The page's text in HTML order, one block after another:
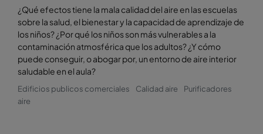
¿Qué efectos tiene la mala calidad del aire en las escuelas
sobre la salud, el bienestar y la capacidad de aprendizaje de
los niños? ¿Por qué los niños son más vulnerables a la
contaminación atmosférica que los adultos? ¿Y cómo
puede conseguir, o abogar por, un entorno de aire interior
saludable en el aula?
Edificios publicos comerciales Calidad aire
Purificadores
aire